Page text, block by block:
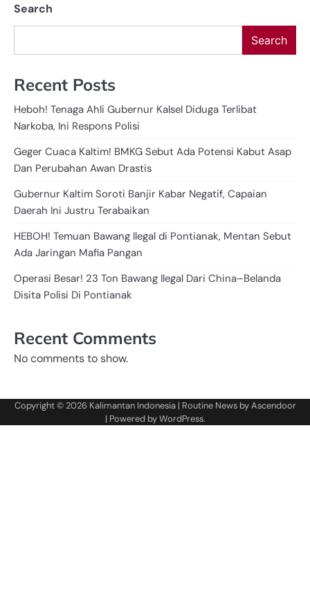
Search
Search
Recent Posts
Heboh! Tenaga Ahli Gubernur Kalsel Diduga Terlibat
Narkoba, Ini Respons Polisi
Geger Cuaca Kaltim! BMKG Sebut Ada Potensi Kabut Asap
Dan Perubahan Awan Drastis
Gubernur Kaltim Soroti Banjir Kabar Negatif, Capaian
Daerah Ini Justru Terabaikan
HEBOH! Temuan Bawang Ilegal di Pontianak, Mentan Sebut
Ada Jaringan Mafia Pangan
Operasi Besar! 23 Ton Bawang Ilegal Dari China–Belanda
Disita Polisi Di Pontianak
Recent Comments
No comments to show.
Copyright © 2026 Kalimantan Indonesia| Routine News byAscendoor
| Powered byWordPress.